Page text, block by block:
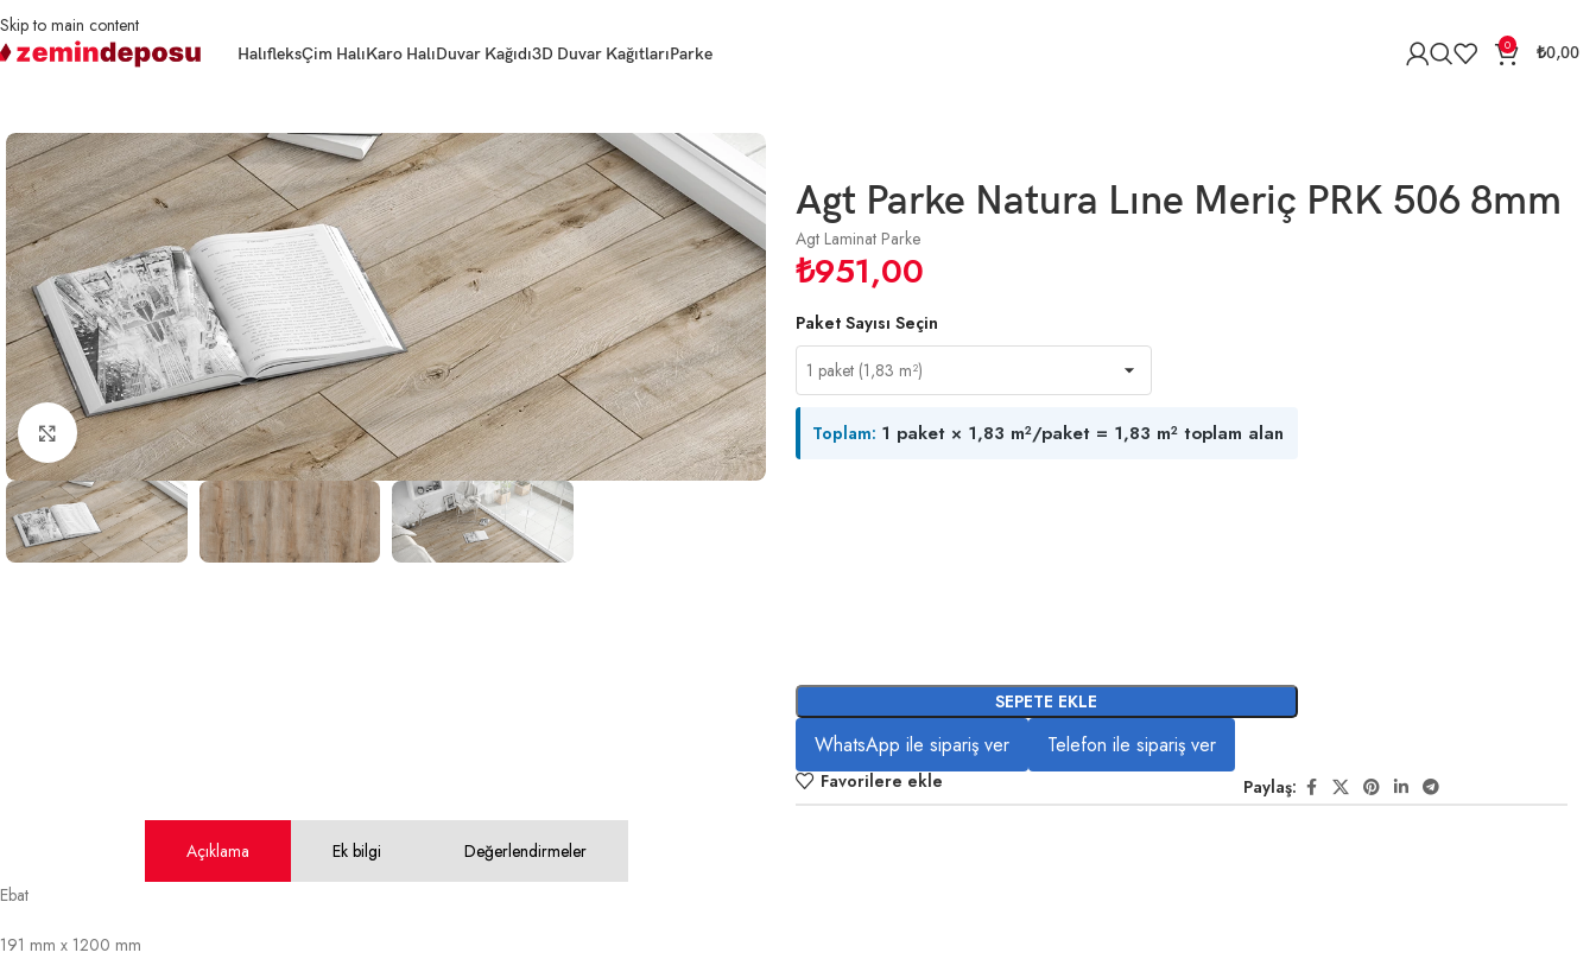
Skip to main content
HalıfleksÇim HalıKaro HalıDuvar Kağıdı3D Duvar KağıtlarıParke 0 ₺0,00
Büyütmek için tıklayın
Agt Parke Natura Lıne Meriç PRK 506 8mm
Agt Laminat Parke
₺951,00
Paket Sayısı Seçin
Toplam: 1 paket × 1,83 m²/paket = 1,83 m² toplam alan
SEPETE EKLE
WhatsApp ile sipariş ver Telefon ile sipariş ver
Favorilere ekle Paylaş:
Açıklama Ek bilgi
Değerlendirmeler
Ebat
191 mm x 1200 mm